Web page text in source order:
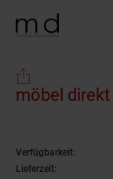
möbel
Verfügbarkeit:
Lieferzeit: